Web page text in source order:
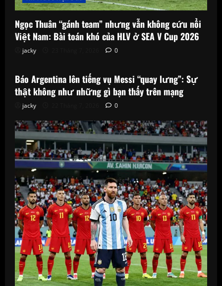
Ngọc Thuân “gánh team” nhưng vẫn không cứu nổi
Việt Nam: Bài toán khó của HLV ở SEA V Cup 2026
jacky 0
Tin Trước Trận Đấu
Báo Argentina lên tiếng vụ Messi “quay lưng”: Sự
thật không như những gì bạn thấy trên mạng
jacky 0